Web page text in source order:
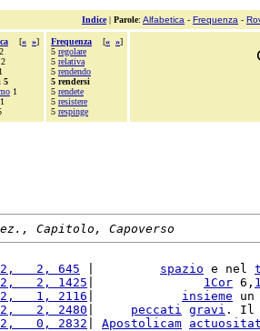
Indice| Parole: Alfabetica - Frequenza -
[« »]
2
2
1
5
1
1
Frequenza [« »]
5 regolare
5 relativa
5 rendendo
5 rendersi
5 rendete
5 resistere
5 respinge
Capitolo, Capoverso
2, 645
spazio e nel
2, 1425
1Cor 6,
1, 2116
insieme
2, 2480
peccati gravi .
0, 2832
Apostolicam